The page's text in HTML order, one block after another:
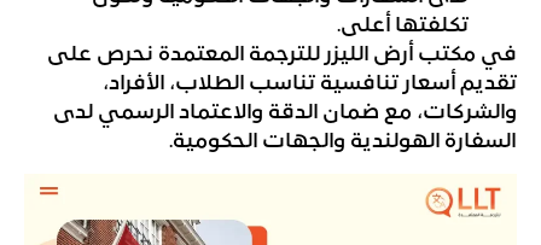
تكلفتها أعلى.
في مكتب أرض الليزر للترجمة المعتمدة نحرص على
تقديم أسعار تنافسية تناسب الطلاب، الأفراد،
والشركات، مع ضمان الدقة والاعتماد الرسمي لدى
السفارة الهولندية والجهات الحكومية.